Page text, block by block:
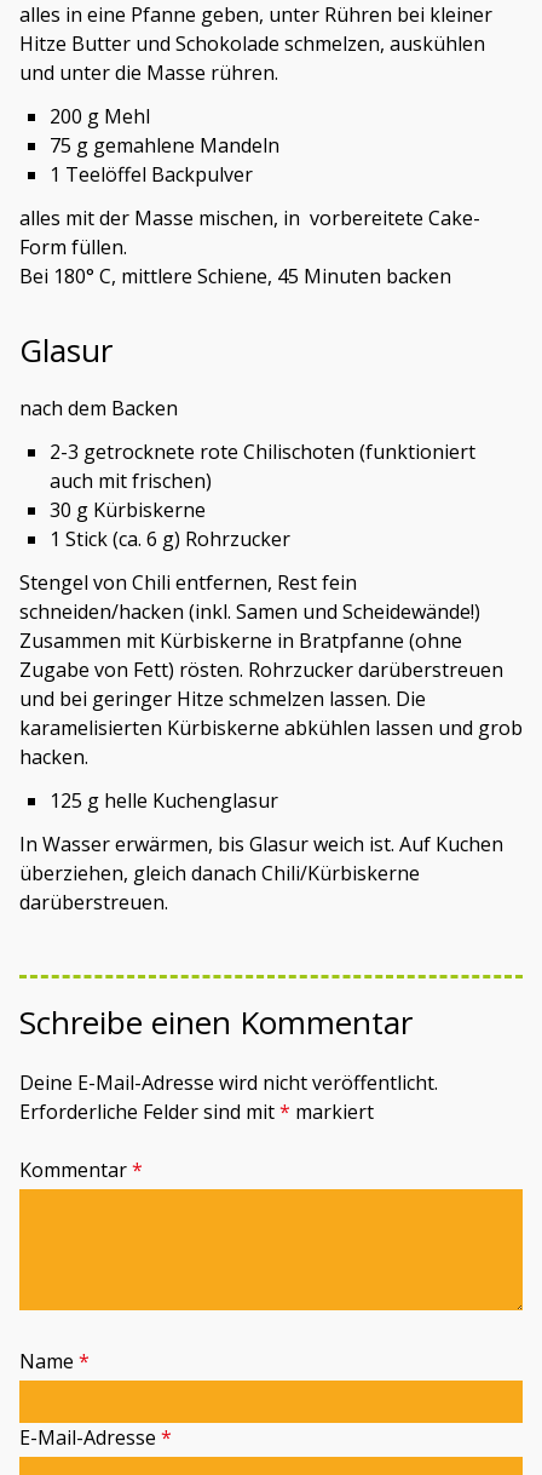
alles in eine Pfanne geben, unter Rühren bei kleiner
Hitze Butter und Schokolade schmelzen, auskühlen
und unter die Masse rühren.
200 g Mehl
75 g gemahlene Mandeln
1 Teelöffel Backpulver
alles mit der Masse mischen, in vorbereitete Cake-
Form füllen.
Bei 180° C, mittlere Schiene, 45 Minuten backen
Glasur
nach dem Backen
2-3 getrocknete rote Chilischoten (funktioniert
auch mit frischen)
30 g Kürbiskerne
1 Stick (ca. 6 g) Rohrzucker
Stengel von Chili entfernen, Rest fein
schneiden/hacken (inkl. Samen und Scheidewände!)
Zusammen mit Kürbiskerne in Bratpfanne (ohne
Zugabe von Fett) rösten. Rohrzucker darüberstreuen
und bei geringer Hitze schmelzen lassen. Die
karamelisierten Kürbiskerne abkühlen lassen und grob
hacken.
125 g helle Kuchenglasur
In Wasser erwärmen, bis Glasur weich ist. Auf Kuchen
überziehen, gleich danach Chili/Kürbiskerne
darüberstreuen.
Schreibe einen Kommentar
Deine E-Mail-Adresse wird nicht veröffentlicht.
Erforderliche Felder sind mit* markiert
Kommentar*
Name *
E-Mail-Adresse *